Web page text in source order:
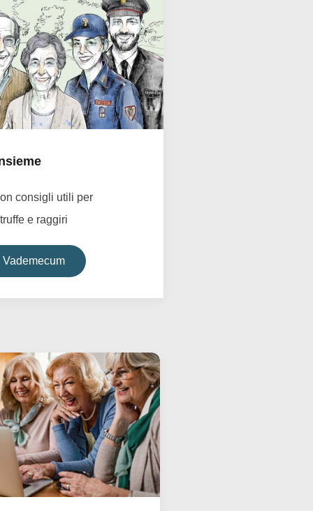
consigli utili per
e raggiri